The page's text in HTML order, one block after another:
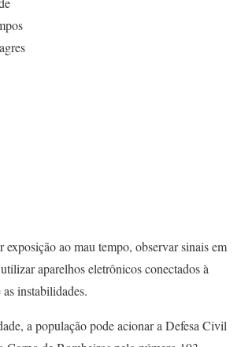
exposição ao mau tempo, observar sinais em
aparelhos eletrônicos conectados à
instabilidades.
a população pode acionar a Defesa Civil